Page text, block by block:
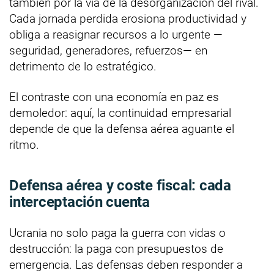
también por la vía de la desorganización del rival.
Cada jornada perdida erosiona productividad y
obliga a reasignar recursos a lo urgente —
seguridad, generadores, refuerzos— en
detrimento de lo estratégico.
El contraste con una economía en paz es
demoledor: aquí, la continuidad empresarial
depende de que la defensa aérea aguante el
ritmo.
Defensa aérea y coste fiscal: cada
interceptación cuenta
Ucrania no solo paga la guerra con vidas o
destrucción: la paga con presupuestos de
emergencia. Las defensas deben responder a